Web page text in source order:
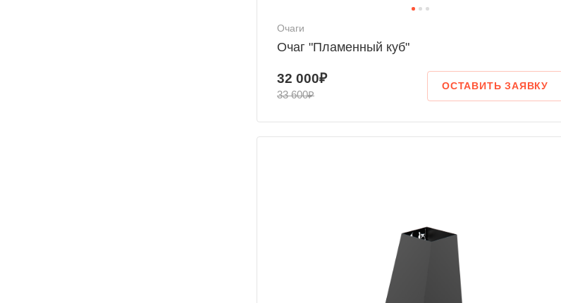
Очаги
Очаг "Пламенный куб"
32 000₽
33 600₽
ОСТАВИТЬ ЗАЯВКУ